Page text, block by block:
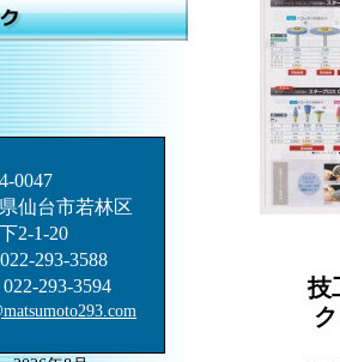
0047
仙台市若林区
2-1-20
293-3588
293-3594
技
クラ